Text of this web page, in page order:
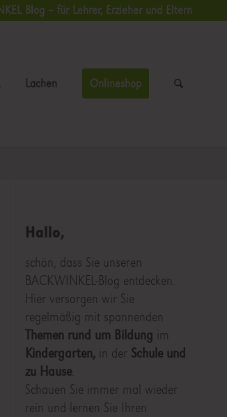
Blog – für Lehrer, Erzieher und Eltern
Lachen Onlineshop
Hallo,
schön, dass Sie unseren
BACKWINKEL-Blog entdecken.
Hier versorgen wir Sie
regelmäßig mit spannenden
Themen rund um Bildung im
Kindergarten, in der Schule und
zu Hause.
Schauen Sie immer mal wieder
rein und lernen Sie Ihren